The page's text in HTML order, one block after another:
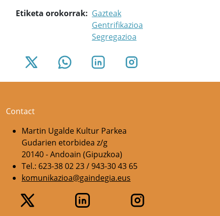
Etiketa orokorrak
Gazteak
Gentrifikazioa
Segregazioa
Contact
Martin Ugalde Kultur Parkea
Gudarien etorbidea z/g
20140 - Andoain (Gipuzkoa)
Tel.: 623-38 02 23 / 943-30 43 65
komunikazioa@gaindegia.eus